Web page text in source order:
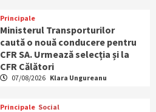
Principale
Ministerul Transporturilor
caută o nouă conducere pentru
CFR SA. Urmează selecția și la
CFR Călători
07/08/2026 Klara Ungureanu
Principale Social